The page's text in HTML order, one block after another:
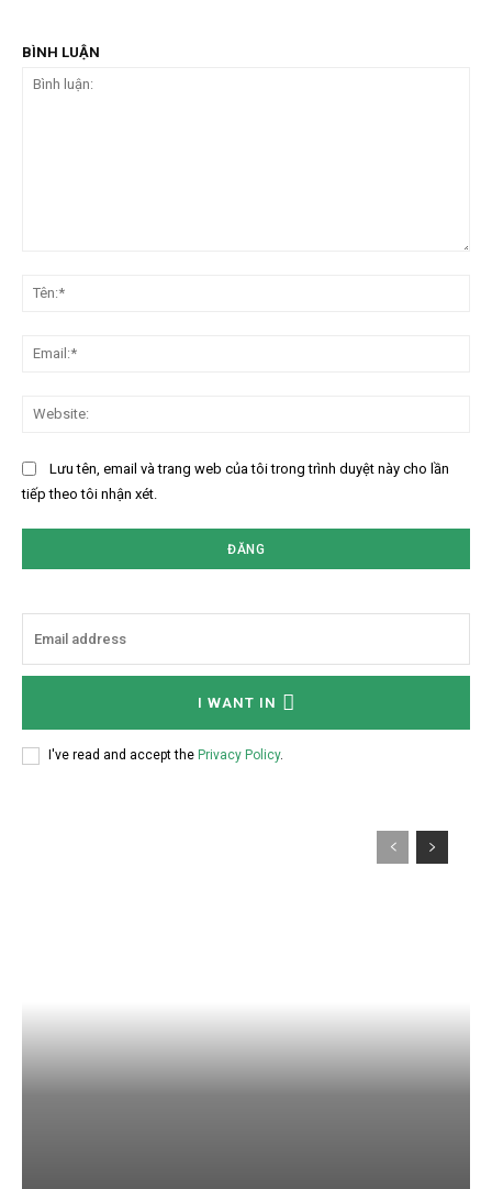
BÌNH LUẬN
luận:
Lưu tên, email và trang web của tôi trong trình duyệt này cho lần
tiếp theo tôi nhận xét.
I WANT IN
I've read and accept the Privacy Policy.